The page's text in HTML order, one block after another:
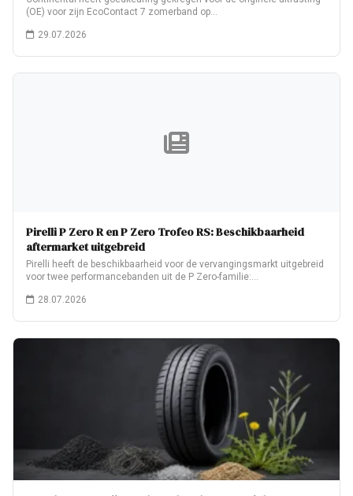
(OE) voor zijn EcoContact 7 zomerband op…
29.07.2026
Pirelli P Zero R en P Zero Trofeo RS: Beschikbaarheid
aftermarket uitgebreid
Pirelli heeft de beschikbaarheid voor de vervangingsmarkt uitgebreid
voor twee performancebanden uit de P Zero-familie:…
28.07.2026